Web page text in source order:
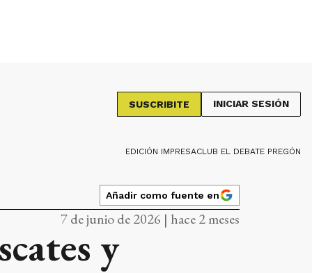
SUSCRIBITE INICIAR SESIÓN
EDICIÓN IMPRESACLUB EL DEBATE PREGÓN
Añadir como fuente en
7 de junio de 2026 | hace 2 meses
y